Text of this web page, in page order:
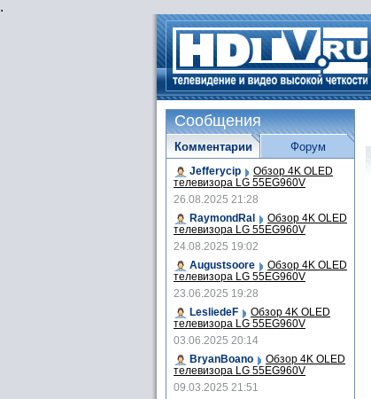
.
Сообщения
Комментарии
Jefferycip Обзор 4K OLED
телевизора LG 55EG960V
26.08.2025 21:28
RaymondRal
Обзор 4K OLED
телевизора LG 55EG960V
24.08.2025 19:02
Augustsoore
Обзор 4K OLED
телевизора LG 55EG960V
23.06.2025 19:28
LesliedeF
Обзор 4K OLED
телевизора LG 55EG960V
03.06.2025 20:14
BryanBoano
Обзор 4K OLED
телевизора LG 55EG960V
09.03.2025 21:51
Форум